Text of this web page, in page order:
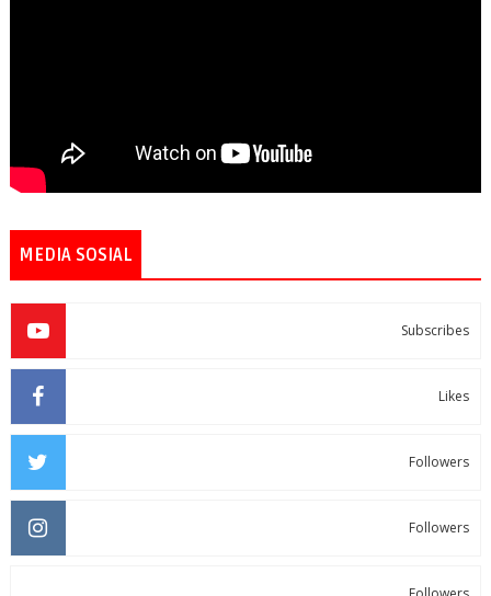
MEDIA SOSIAL
Subscribes
Likes
Followers
Followers